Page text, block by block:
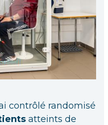
contrôlé randomisé
atteints de